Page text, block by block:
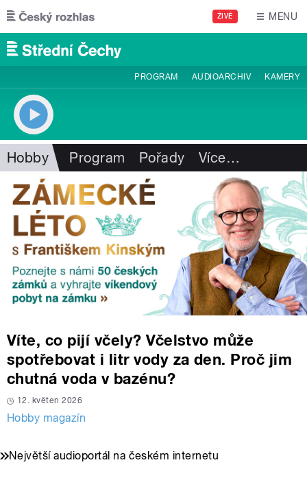
Přejít k hlavnímu obsahu
ŽIVĚ MENU
PROGRAM AUDIOARCHIV KAMERY
Hobby Program Pořady Více…
Víte, co pijí včely? Včelstvo může
spotřebovat i litr vody za den. Proč jim
chutná voda v bazénu?
12. květen 2026
Hobby magazín
Největší audioportál na českém internetu